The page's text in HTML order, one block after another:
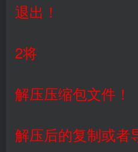
退出！
2将
解压压缩包文件！
解压后的复制或者